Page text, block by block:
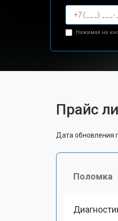
Нажимая на
Прайс
Дата обновления
Поломка